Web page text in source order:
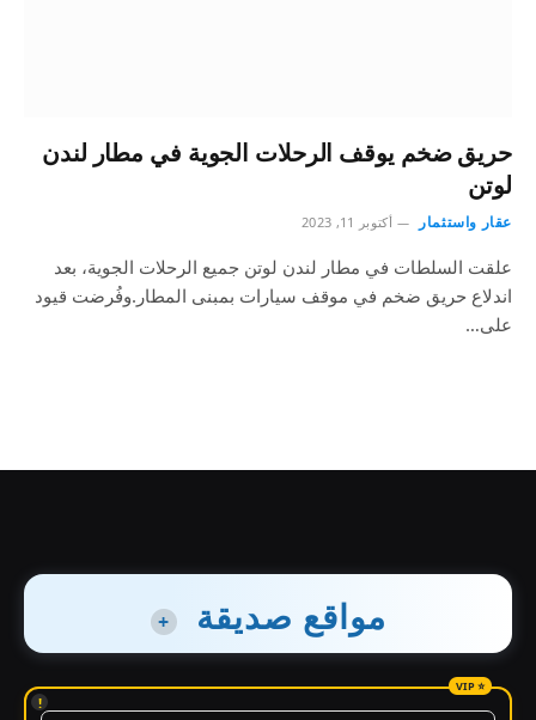
حريق ضخم يوقف الرحلات الجوية في مطار لندن
لوتن
عقار واستثمار أكتوبر 11, 2023
علقت السلطات في مطار لندن لوتن جميع الرحلات الجوية، بعد
اندلاع حريق ضخم في موقف سيارات بمبنى المطار.وفُرضت قيود
على…
مواقع صديقة +
!